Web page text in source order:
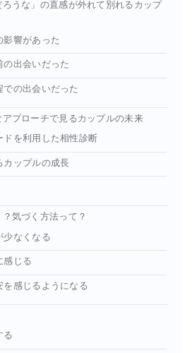
ろうな」の直感が外れて別れるカップ
影響があった
の出会いだった
での出会いだった
プローチで見るカップルの未来
ドを利用した相性診断
カップルの成長
気づく方法って？
少なくなる
感じる
を感じるようになる
る